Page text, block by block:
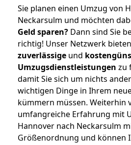
Sie planen einen Umzug von
Neckarsulm und möchten
Geld sparen? Dann sind Sie
richtig! Unser Netzwerk
zuverlässige und
Umzugsdienstleistungen zu
damit Sie sich um nichts
wichtigen Dinge in Ihrem
kümmern müssen. Weiterhin
umfangreiche Erfahrung mit
Hannover nach Neckarsulm
Größenordnung und können